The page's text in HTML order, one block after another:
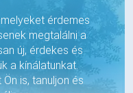
érdemes
megtalálni a
új, érdekes és
a kínálatunkat.
is, tanuljon és